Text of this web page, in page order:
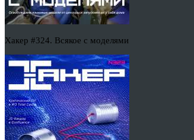
Хакер #324. Всякое с моделями